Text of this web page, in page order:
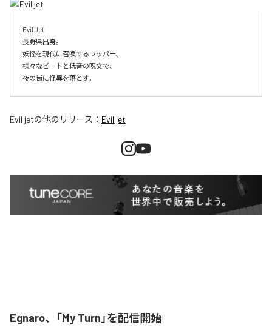
Evil Jet
長野県出身。
妖怪を現代に召喚するラッパー。
様々なビートと低音の呪文で、
夜の街に怪異を落とす。
Evil jetの他のリリース： Evil jet
Egnaro、「My Turn」を配信開始